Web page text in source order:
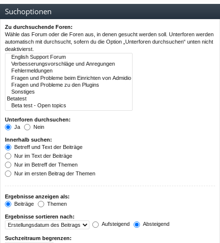
Suchoptionen
Zu durchsuchende Foren:
Wähle das Forum oder die Foren aus, in denen gesucht werden soll. Unterforen werden
automatisch mit durchsucht, sofern du die Option „Unterforen durchsuchen“ unten nicht
deaktivierst.
Unterforen durchsuchen:
Ja
Nein
Innerhalb suchen:
Betreff und Text der Beiträge
Nur im Text der Beiträge
Nur im Betreff der Themen
Nur im ersten Beitrag der Themen
Ergebnisse anzeigen als:
Beiträge
Themen
Ergebnisse sortieren nach:
Aufsteigend
Absteigend
Suchzeitraum begrenzen: